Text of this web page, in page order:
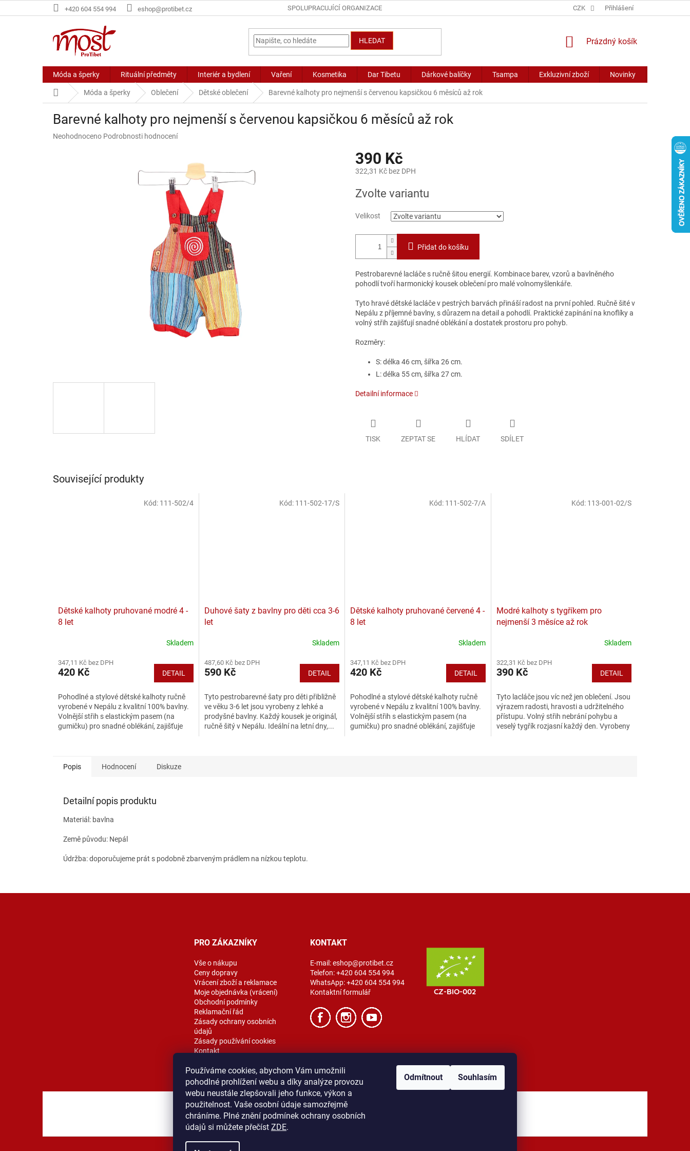
Používáme cookies, abychom Vám umožnili
pohodlné prohlížení webu a díky analýze provozu
webu neustále zlepšovali jeho funkce, výkon a
použitelnost. Vaše osobní údaje samozřejmě
chráníme. Plné znění podmínek ochrany osobních
údajů si můžete přečíst ZDE.
Odmítnout Souhlasím
na
+420 604 554 994 eshop@protibet.cz SPOLUPRACUJÍCÍ ORGANIZACE CZK Přihlášení
HLEDAT
NÁKUPNÍ
Prázdný košík
Móda a šperky Rituální předměty Interiér a bydlení Vaření Kosmetika Dar Tibetu Dárkové balíčky Tsampa Exkluzivní zboží Novinky
Domů Móda a šperky Oblečení Dětské oblečení Barevné kalhoty pro nejmenší s červenou kapsičkou 6 měsíců až rok
Barevné kalhoty pro nejmenší s červenou kapsičkou 6 měsíců až rok
Průměrné
Neohodnoceno Podrobnosti hodnocení
390 Kč
322,31 Kč bez DPH
cena:
Zvolte variantu
Velikost
Přidat do košíku
Pestrobarevné lacláče s ručně šitou energií. Kombinace barev, vzorů a bavlněného
pohodlí tvoří harmonický kousek oblečení pro malé volnomyšlenkáře.
Tyto hravé dětské lacláče v pestrých barvách přináší radost na první pohled. Ručně šité v
Nepálu z příjemné bavlny, s důrazem na detail a pohodlí. Praktické zapínání na knoflíky a
volný střih zajišťují snadné oblékání a dostatek prostoru pro pohyb.
Rozměry:
S: délka 46 cm, šířka 26 cm.
L: délka 55 cm, šířka 27 cm.
Detailní informace
TISK ZEPTAT SE HLÍDAT SDÍLET
Související produkty
Dětské kalhoty pruhované modré 4 -
8 let
Skladem
347,11 Kč bez DPH
420 Kč DETAIL
Pohodlné a stylové dětské kalhoty ručně
vyrobené v Nepálu z kvalitní 100% bavlny.
Volnější střih s elastickým pasem (na
gumičku) pro snadné oblékání, zajišťuje
Kód: 111-502/4
Duhové šaty z bavlny pro děti cca 3-6
let
Skladem
487,60 Kč bez DPH
590 Kč DETAIL
Tyto pestrobarevné šaty pro děti přibližně
ve věku 3-6 let jsou vyrobeny z lehké a
prodyšné bavlny. Každý kousek je originál,
ručně šitý v Nepálu. Ideální na letní dny,...
Kód: 111-502-17/S
Dětské kalhoty pruhované červené 4 -
8 let
Skladem
347,11 Kč bez DPH
420 Kč DETAIL
Pohodlné a stylové dětské kalhoty ručně
vyrobené v Nepálu z kvalitní 100% bavlny.
Volnější střih s elastickým pasem (na
gumičku) pro snadné oblékání, zajišťuje
Kód: 111-502-7/A
Modré kalhoty s tygříkem pro
nejmenší 3 měsíce až rok
Skladem
322,31 Kč bez DPH
390 Kč DETAIL
Tyto lacláče jsou víc než jen oblečení. Jsou
výrazem radosti, hravosti a udržitelného
přístupu. Volný střih nebrání pohybu a
veselý tygřík rozjasní každý den. Vyrobeny
Kód: 113-001-02/S
Popis Hodnocení Diskuze
Detailní popis produktu
Materiál: bavlna
Země původu: Nepál
Údržba: doporučujeme prát s podobně zbarveným prádlem na nízkou teplotu.
PRO ZÁKAZNÍKY
Vše o nákupu
Ceny dopravy
Vrácení zboží a reklamace
Moje objednávka (vrácení)
Obchodní podmínky
Reklamační řád
Zásady ochrany osobních
údajů
Zásady používání cookies
Kontakt
KONTAKT
E-mail:eshop@protibet.cz
Telefon:+420 604 554 994
WhatsApp:+420 604 554 994
Kontaktní formulář
MOST ProTibet Vše o nákupu Obchodní podmínky